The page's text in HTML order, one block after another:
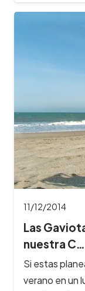
11/12/2014
Las
nuestra C…
Si estas
verano en un